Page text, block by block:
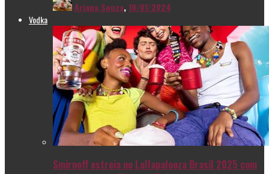
Ariana Souza,10/01/2024
Vodka
Smirnoff estreia no Lollapalooza Brasil 2025 com